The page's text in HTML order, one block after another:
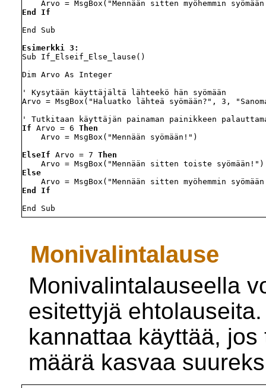
End If
End Sub
Esimerkki 3:
Sub If_Elseif_Else_lause()
Dim Arvo As Integer
' Kysytään käyttäjältä lähteekö hän syömään
Arvo = MsgBox("Haluatko lähteä syömään?", 3,
If Arvo = 6 Then
    Arvo = MsgBox("Mennään syömään!")
ElseIf Arvo = 7 Then
Else
End If
Monivalintalause
Monivalintalauseella
esitettyjä
kannattaa käyttää,
määrä kasvaa